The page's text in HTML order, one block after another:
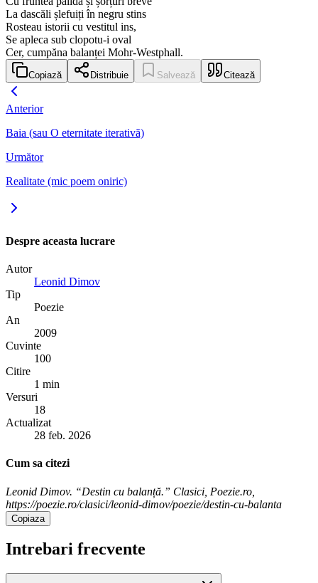
La dascăli șlefuiți în negru stins
Rosteau istorii cu vestitul ins,
Se apleca sub clopotu-i oval
Cer, cumpăna balanței Mohr-Westphall.
Copiază Distribuie Salvează Citează
Anterior
Baia (sau O eternitate iterativă)
Următor
Realitate (mic poem oniric)
Despre aceasta lucrare
Autor
Leonid Dimov
Tip
Poezie
An
2009
Cuvinte
100
Citire
1 min
Versuri
18
Actualizat
28 feb. 2026
Cum sa citezi
Leonid Dimov. “Destin cu balanță.” Clasici, Poezie.ro,
https://poezie.ro/clasici/leonid-dimov/poezie/destin-cu-balanta
Copiaza
Intrebari frecvente